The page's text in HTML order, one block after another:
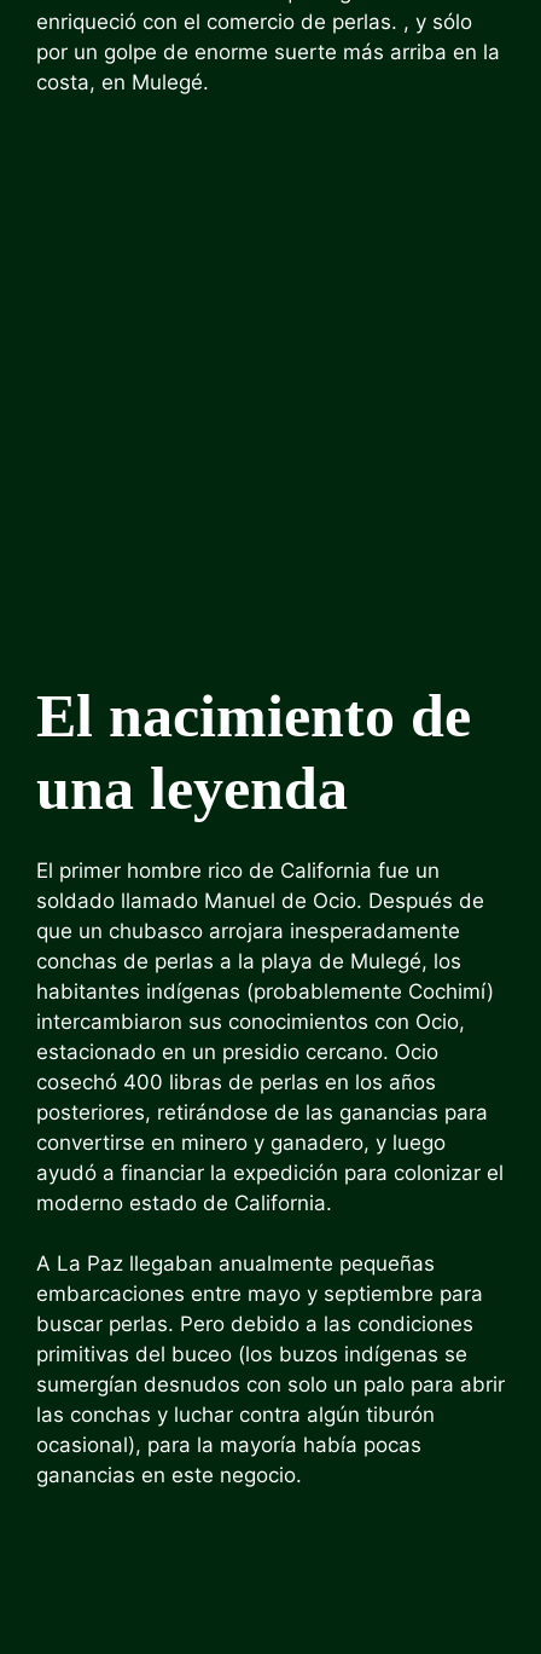
enriqueció con el comercio de perlas. , y sólo
por un golpe de enorme suerte más arriba en la
costa, en Mulegé.
El nacimiento de
una leyenda
El primer hombre rico de California fue un
soldado llamado Manuel de Ocio. Después de
que un chubasco arrojara inesperadamente
conchas de perlas a la playa de Mulegé, los
habitantes indígenas (probablemente Cochimí)
intercambiaron sus conocimientos con Ocio,
estacionado en un presidio cercano. Ocio
cosechó 400 libras de perlas en los años
posteriores, retirándose de las ganancias para
convertirse en minero y ganadero, y luego
ayudó a financiar la expedición para colonizar el
moderno estado de California.
A La Paz llegaban anualmente pequeñas
embarcaciones entre mayo y septiembre para
buscar perlas. Pero debido a las condiciones
primitivas del buceo (los buzos indígenas se
sumergían desnudos con solo un palo para abrir
las conchas y luchar contra algún tiburón
ocasional), para la mayoría había pocas
ganancias en este negocio.